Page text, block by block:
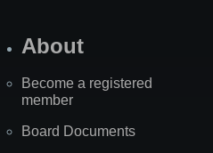
About
Become a registered
member
Board Documents